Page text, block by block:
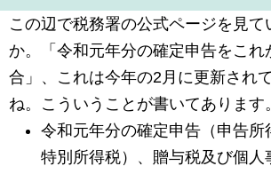
この辺で税務署の公式ページを見て
か。「令和元年分の確定申告をこれ
合」、これは今年の2月に更新され
ね。こういうことが書いてあります。
令和元年分の確定申告（申告所
特別所得税）、贈与税及び個人